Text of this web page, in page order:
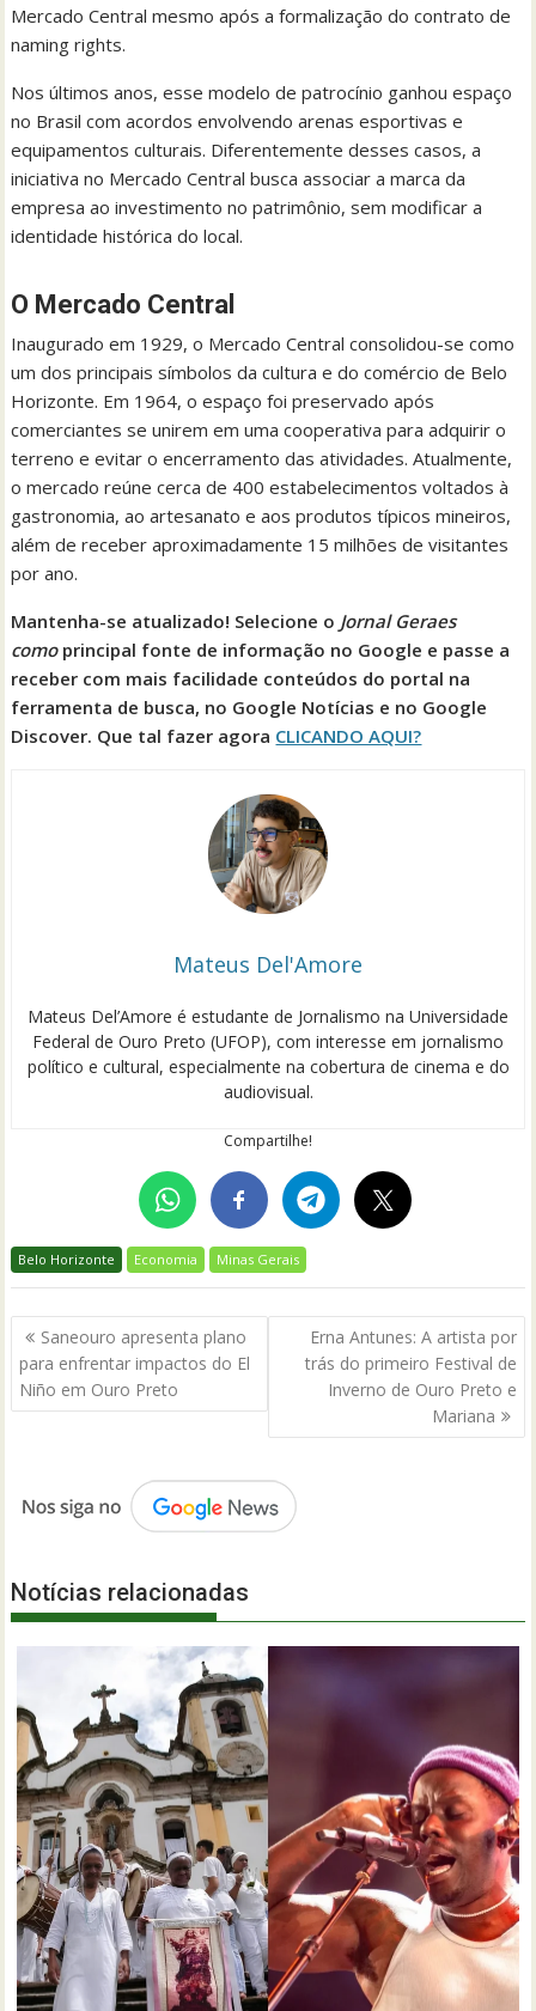
Mercado Central mesmo após a formalização do contrato de
naming rights.
Nos últimos anos, esse modelo de patrocínio ganhou espaço
no Brasil com acordos envolvendo arenas esportivas e
equipamentos culturais. Diferentemente desses casos, a
iniciativa no Mercado Central busca associar a marca da
empresa ao investimento no patrimônio, sem modificar a
identidade histórica do local.
O Mercado Central
Inaugurado em 1929, o Mercado Central consolidou-se como
um dos principais símbolos da cultura e do comércio de Belo
Horizonte. Em 1964, o espaço foi preservado após
comerciantes se unirem em uma cooperativa para adquirir o
terreno e evitar o encerramento das atividades. Atualmente,
o mercado reúne cerca de 400 estabelecimentos voltados à
gastronomia, ao artesanato e aos produtos típicos mineiros,
além de receber aproximadamente 15 milhões de visitantes
por ano.
Mantenha-se atualizado! Selecione o JornalGeraes
como principal fonte de informação no Google e passe a
receber com mais facilidade conteúdos do portal na
ferramenta de busca, no Google Notícias e no Google
Discover. Que tal fazer agora CLICANDO AQUI?
Mateus Del'Amore
Mateus Del’Amore é estudante de Jornalismo na Universidade
Federal de Ouro Preto (UFOP), com interesse em jornalismo
político e cultural, especialmente na cobertura de cinema e do
audiovisual.
Compartilhe!
Belo Horizonte Economia Minas Gerais
Navegação
de
Post
Saneouro apresenta plano
para enfrentar impactos do El
Niño em Ouro Preto
Erna Antunes: A artista por
trás do primeiro Festival de
Inverno de Ouro Preto e
Mariana
Notícias relacionadas